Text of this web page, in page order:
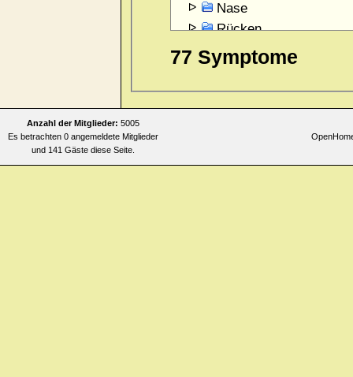
Nase
Rücken
Schlaf
Sehen
Träume
77 Symptome
Anzahl der Mitglieder: 5005
Es betrachten 0 angemeldete Mitglieder
und 141 Gäste diese Seite.